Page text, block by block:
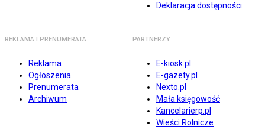
Deklaracja dostępności
REKLAMA I PRENUMERATA
Reklama
Ogłoszenia
Prenumerata
Archiwum
PARTNERZY
E-kiosk.pl
E-gazety.pl
Nexto.pl
Mała księgowość
Kancelarierp.pl
Wieści Rolnicze